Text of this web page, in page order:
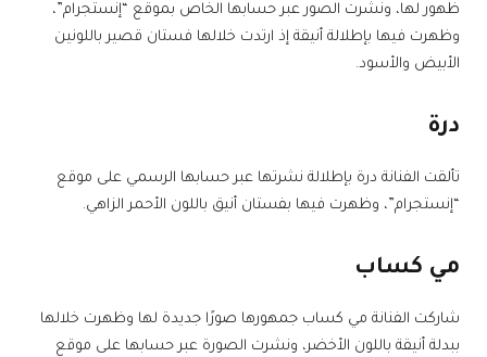
ظهور لها، ونشرت الصور عبر حسابها الخاص بموقع “إنستجرام”،
وظهرت فيها بإطلالة أنيقة إذ ارتدت خلالها فستان قصير باللونين
الأبيض والأسود.
درة
تألقت الفنانة درة بإطلالة نشرتها عبر حسابها الرسمي على موقع
“إنستجرام”، وظهرت فيها بفستان أنيق باللون الأحمر الزاهي.
مي كساب
شاركت الفنانة مي كساب جمهورها صورًا جديدة لها وظهرت خلالها
ببدلة أنيقة باللون الأخضر، ونشرت الصورة عبر حسابها على موقع